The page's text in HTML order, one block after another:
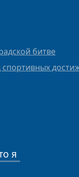
битве
спортивных
я